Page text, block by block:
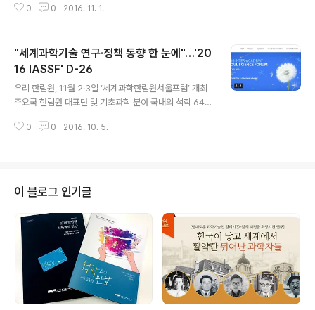
회식] 과학기술 분야의 세계적 석학들이 한데 모여 글로벌
e, Human and Future)’를 주제로 열리는 이번 포럼에는
한림원대표단회의(Inter-Academy Plenary Panel)와
기조강연, 병행세션, 특별세션 등이 마련되었으며, 각국 한
림원 대표단이 참여한 주제 토론을 비롯해 기초과학 분야
었다. 먼저 2일에는 영국, 독일, 일본, 중국..
0 0 2016. 11. 1.
"세계과학기술 연구·정책 동향 한 눈에"…'20
16 IASSF' D-26
우리 한림원, 11월 2·3일 ‘세계과학한림원서울포럼’ 개최
주요국 한림원 대표단 및 기초과학 분야 국내외 석학 64인
행 [현재 접수를 받고 있는 2016 IASSF 홈페이지] 과학
'2016 세계과학한림원서울포럼(2016 Inter-Academy
Seoul Science Forum, IASSF)'을 개최한다. '지구, 우
주, 그리고 인류의 미래(Earth, Space, Human and Fut
ure)'를 주제로 열리는 이번 포럼에는 한림원대표단회의(I
nter-Academy Plen..
0 0 2016. 10. 5.
이 블로그 인기글